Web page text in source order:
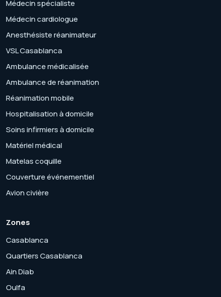
Médecin spécialiste
Médecin cardiologue
Anesthésiste réanimateur
VSL Casablanca
Ambulance médicalisée
Ambulance de réanimation
Réanimation mobile
Hospitalisation à domicile
Soins infirmiers à domicile
Matériel médical
Matelas coquille
Couverture événementiel
Avion civière
Zones
Casablanca
Quartiers Casablanca
Ain Diab
Oulfa